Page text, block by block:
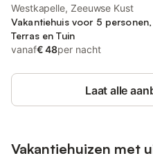
Westkapelle, Zeeuwse Kust
Vakantiehuis voor 5
Terras en Tuin
vanaf€ 48per nacht
Laat alle
Vakantiehuizen met